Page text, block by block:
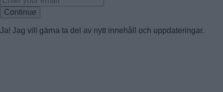
Continue
Ja! Jag vill gärna ta del av nytt innehåll och uppdateringar.